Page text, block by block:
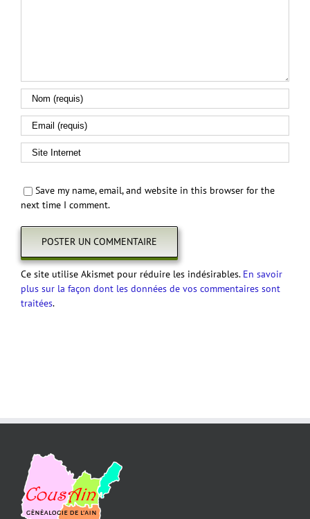
Save my name, email, and website in this browser for the
next time I comment.
Ce site utilise Akismet pour réduire les indésirables. En savoir
plus sur la façon dont les données de vos commentaires sont
traitées.